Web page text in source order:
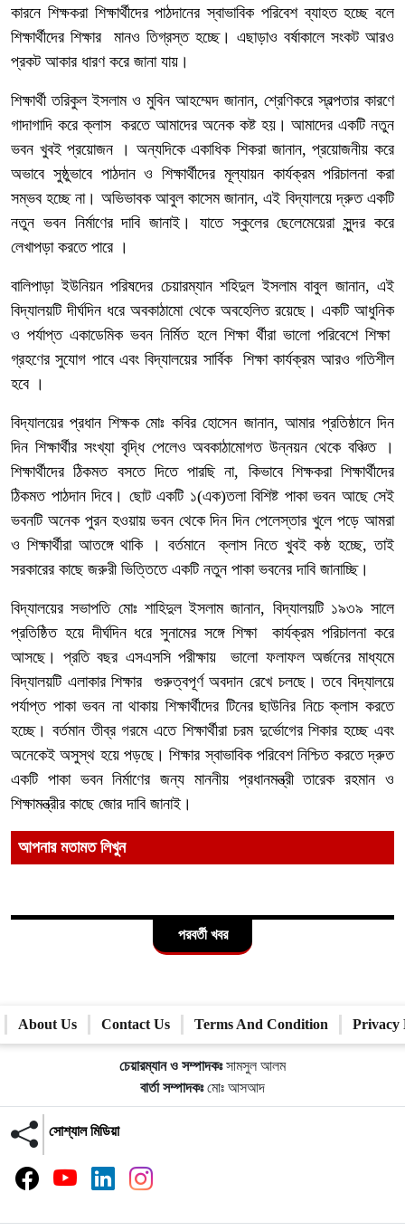
কারনে শিক্ষকরা শিক্ষার্থীদের পাঠদানের স্বাভাবিক পরিবেশ ব্যাহত হচ্ছে বলে
শিক্ষার্থীদের শিক্ষার মানও তিগ্রস্ত হচ্ছে। এছাড়াও বর্ষাকালে সংকট আরও
প্রকট আকার ধারণ করে জানা যায়।
শিক্ষার্থী তরিকুল ইসলাম ও মুবিন আহম্মেদ জানান, শ্রেণিকরে স্বল্পতার কারণে
গাদাগাদি করে ক্লাস করতে আমাদের অনেক কষ্ট হয়। আমাদের একটি নতুন
ভবন খুবই প্রয়োজন । অন্যদিকে একাধিক শিকরা জানান, প্রয়োজনীয় করে
অভাবে সুষ্ঠুভাবে পাঠদান ও শিক্ষার্থীদের মূল্যায়ন কার্যক্রম পরিচালনা করা
সম্ভব হচ্ছে না। অভিভাবক আবুল কাসেম জানান, এই বিদ্যালয়ে দ্রুত একটি
নতুন ভবন নির্মাণের দাবি জানাই। যাতে স্কুলের ছেলেমেয়েরা সুন্দর করে
লেখাপড়া করতে পারে ।
বালিপাড়া ইউনিয়ন পরিষদের চেয়ারম্যান শহিদুল ইসলাম বাবুল জানান, এই
বিদ্যালয়টি দীর্ঘদিন ধরে অবকাঠামো থেকে অবহেলিত রয়েছে। একটি আধুনিক
ও পর্যাপ্ত একাডেমিক ভবন নির্মিত হলে শিক্ষা র্থীরা ভালো পরিবেশে শিক্ষা
গ্রহণের সুযোগ পাবে এবং বিদ্যালয়ের সার্বিক শিক্ষা কার্যক্রম আরও গতিশীল
হবে ।
বিদ্যালয়ের প্রধান শিক্ষক মোঃ কবির হোসেন জানান, আমার প্রতিষ্ঠানে দিন
দিন শিক্ষার্থীর সংখ্যা বৃদ্ধি পেলেও অবকাঠামোগত উন্নয়ন থেকে বঞ্চিত ।
শিক্ষার্থীদের ঠিকমত বসতে দিতে পারছি না, কিভাবে শিক্ষকরা শিক্ষার্থীদের
ঠিকমত পাঠদান দিবে। ছোট একটি ১(এক)তলা বিশিষ্ট পাকা ভবন আছে সেই
ভবনটি অনেক পুরন হওয়ায় ভবন থেকে দিন দিন পেলেস্তার খুলে পড়ে আমরা
ও শিক্ষার্থীরা আতঙ্গে থাকি । বর্তমানে ক্লাস নিতে খুবই কষ্ঠ হচ্ছে, তাই
সরকারের কাছে জরুরী ভিত্তিতে একটি নতুন পাকা ভবনের দাবি জানাচ্ছি।
বিদ্যালয়ের সভাপতি মোঃ শাহিদুল ইসলাম জানান, বিদ্যালয়টি ১৯৩৯ সালে
প্রতিষ্ঠিত হয়ে দীর্ঘদিন ধরে সুনামের সঙ্গে শিক্ষা কার্যক্রম পরিচালনা করে
আসছে। প্রতি বছর এসএসসি পরীক্ষায় ভালো ফলাফল অর্জনের মাধ্যমে
বিদ্যালয়টি এলাকার শিক্ষার গুরুত্বপূর্ণ অবদান রেখে চলছে। তবে বিদ্যালয়ে
পর্যাপ্ত পাকা ভবন না থাকায় শিক্ষার্থীদের টিনের ছাউনির নিচে ক্লাস করতে
হচ্ছে। বর্তমান তীব্র গরমে এতে শিক্ষার্থীরা চরম দুর্ভোগের শিকার হচ্ছে এবং
অনেকেই অসুস্থ হয়ে পড়ছে। শিক্ষার স্বাভাবিক পরিবেশ নিশ্চিত করতে দ্রুত
একটি পাকা ভবন নির্মাণের জন্য মাননীয় প্রধানমন্ত্রী তারেক রহমান ও
শিক্ষামন্ত্রীর কাছে জোর দাবি জানাই।
আপনার মতামত লিখুন
পরবর্তী খবর
About Us Contact Us Terms And Condition Privacy
চেয়ারম্যান ও সম্পাদকঃসামসুল আলম
বার্তা সম্পাদকঃমোঃ আসআদ
সোশ্যাল মিডিয়া